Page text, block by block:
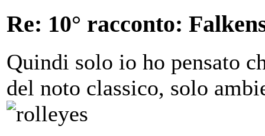
Re: 10° racconto:
Quindi solo io ho pensato
del noto classico, solo